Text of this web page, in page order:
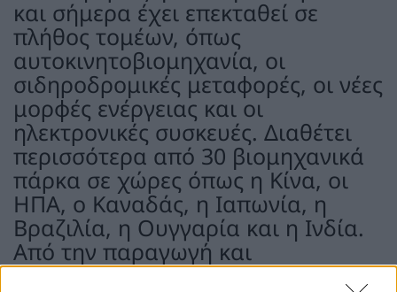
και σήμερα έχει επεκταθεί σε
πλήθος τομέων, όπως
αυτοκινητοβιομηχανία, οι
σιδηροδρομικές μεταφορές, οι νέες
μορφές ενέργειας και οι
ηλεκτρονικές συσκευές. Διαθέτει
περισσότερα από 30 βιομηχανικά
πάρκα σε χώρες όπως η Κίνα, οι
ΗΠΑ, ο Καναδάς, η Ιαπωνία, η
Βραζιλία, η Ουγγαρία και η Ινδία.
Από την παραγωγή και
αποθήκευση ενέργειας έως τις